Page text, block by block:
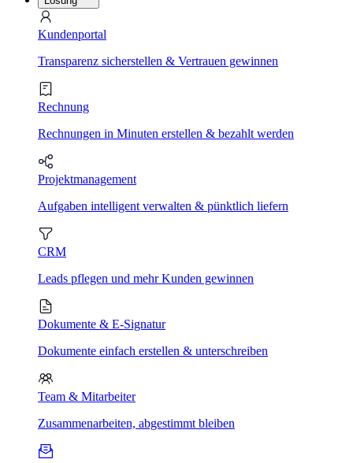
Kundenportal
Transparenz sicherstellen & Vertrauen gewinnen
Rechnung
Rechnungen in Minuten erstellen & bezahlt werden
Projektmanagement
Aufgaben intelligent verwalten & pünktlich liefern
CRM
Leads pflegen und mehr Kunden gewinnen
Dokumente & E-Signatur
Dokumente einfach erstellen & unterschreiben
Team & Mitarbeiter
Zusammenarbeiten, abgestimmt bleiben